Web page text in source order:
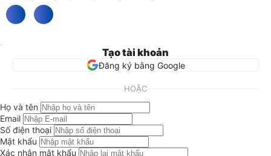
Tạo tài khoản
Đăng ký bằng Google
HOẶC
Họ và tên
Email
Số điện thoại
Mật khẩu
Xác nhận mật khẩu